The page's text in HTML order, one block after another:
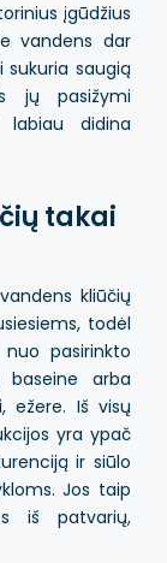
įgūdžius
vandens dar
saugią
jų pasižymi
labiau didina
takai
kliūčių
todėl
pasirinkto
arba
ežere. Iš visų
yra ypač
ir siūlo
Jos taip
iš patvarių,